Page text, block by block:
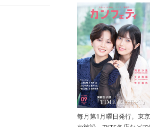
毎月第1月曜日発行。東